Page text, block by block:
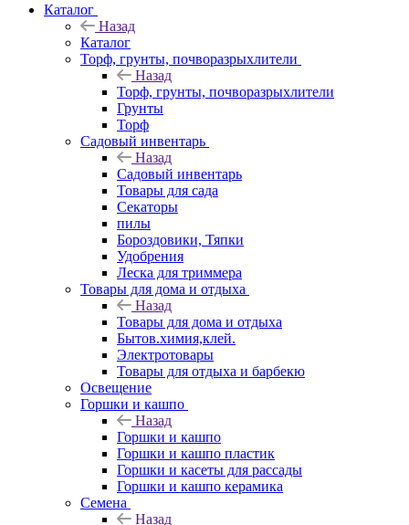
Каталог
Назад
Каталог
Торф, грунты, почворазрыхлители
Назад
Торф, грунты, почворазрыхлители
Грунты
Торф
Садовый инвентарь
Назад
Садовый инвентарь
Товары для сада
Секаторы
пилы
Бороздовики, Тяпки
Удобрения
Леска для триммера
Товары для дома и отдыха
Назад
Товары для дома и отдыха
Бытов.химия,клей.
Электротовары
Товары для отдыха и барбекю
Освещение
Горшки и кашпо
Назад
Горшки и кашпо
Горшки и кашпо пластик
Горшки и касеты для рассады
Горшки и кашпо керамика
Семена
Назад